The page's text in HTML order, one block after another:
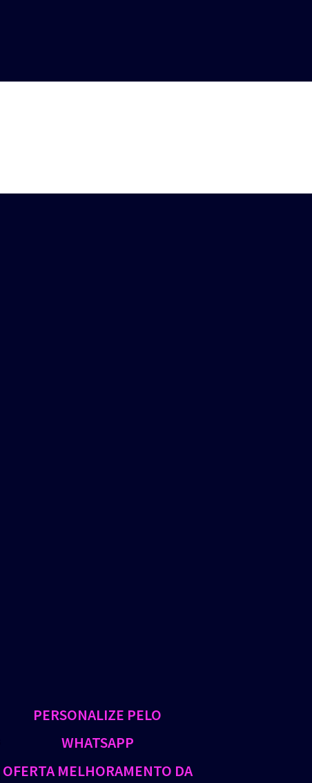
PERSONALIZE PELO
WHATSAPP
OFERTA MELHORAMENTO DA